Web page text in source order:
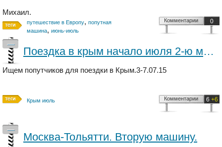
Михаил.
путешествие в Европу, попутная
машина, июнь-июль
0
Комментарии
—
Поездка в крым начало июля 2-ю машину
Ищем попутчиков для поездки в Крым.3-7.07.15
Крым июль 6 +6
Комментарии
—
Москва-Тольятти. Вторую машину.